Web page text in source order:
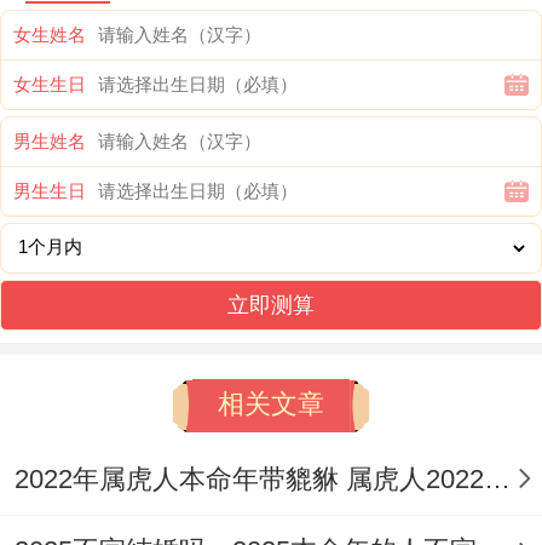
神、2024太岁是李诚大将军，可以前往有参
拜太岁的道场祈福上香，以表达对自然规律
及宇宙力量的尊重合敬畏。
愿太岁神能够见证并保佑我们的婚姻之路平
坦顺遂,充满幸福同甜蜜！
错过了拜太岁的时间或附近没有参拜条件的
属龙人，也行按民俗奉请一个‘
摆放此锦囊 - 以化解流年太岁的煞气，庇佑
全年平稳顺遂，福运安康!
女生姓名
女生生日
男生姓名
男生生日
立即测算
相关文章
2022年属虎人本命年带貔貅 属虎人2022年佩戴什么好